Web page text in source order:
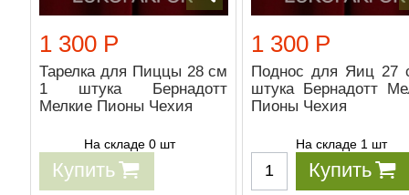
1 300 Р
Тарелка для Пиццы 28 см
1 штука Бернадотт
Мелкие Пионы Чехия
На складе 0 шт
Купить
1 300 Р
Поднос для Яиц 27
штука Бернадотт
Пионы Чехия
На складе 1 шт
Купить